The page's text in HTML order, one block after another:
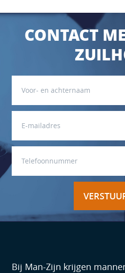
CONTACT
Bij Man-Zijn krijgen